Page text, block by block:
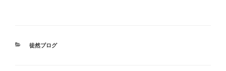
カ
徒然ブログ